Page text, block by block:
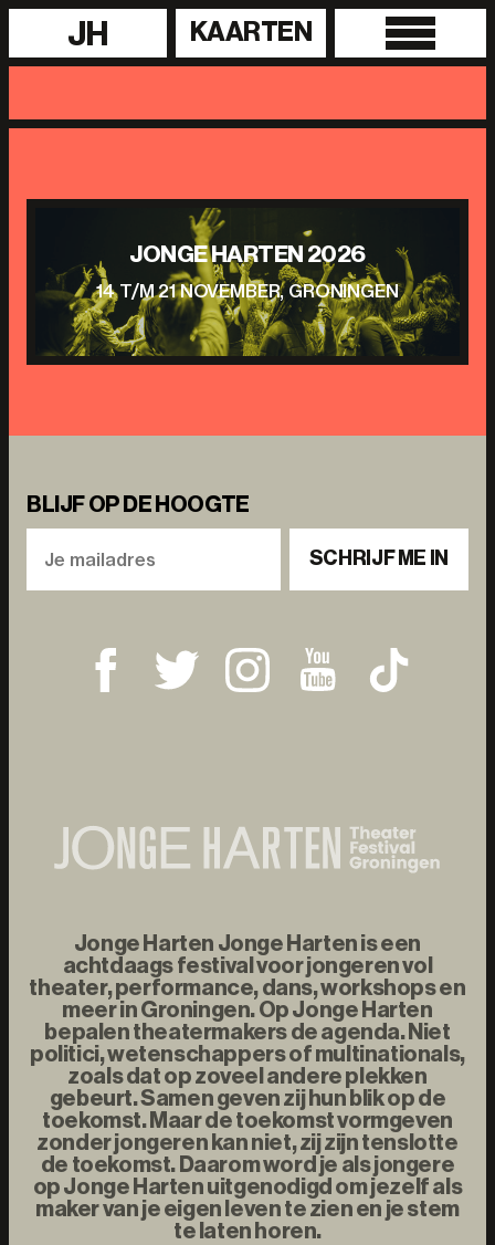
JH KAARTEN
JONGE HARTEN 2026
14 T/M 21 NOVEMBER, GRONINGEN
BLIJF OP DE HOOGTE
SCHRIJF ME IN
Jonge Harten Jonge Harten is een
achtdaags festival voor jongeren vol
theater, performance, dans, workshops en
meer in Groningen. Op Jonge Harten
bepalen theatermakers de agenda. Niet
politici, wetenschappers of multinationals,
zoals dat op zoveel andere plekken
gebeurt. Samen geven zij hun blik op de
toekomst. Maar de toekomst vormgeven
zonder jongeren kan niet, zij zijn tenslotte
de toekomst. Daarom word je als jongere
op Jonge Harten uitgenodigd om jezelf als
maker van je eigen leven te zien en je stem
te laten horen.